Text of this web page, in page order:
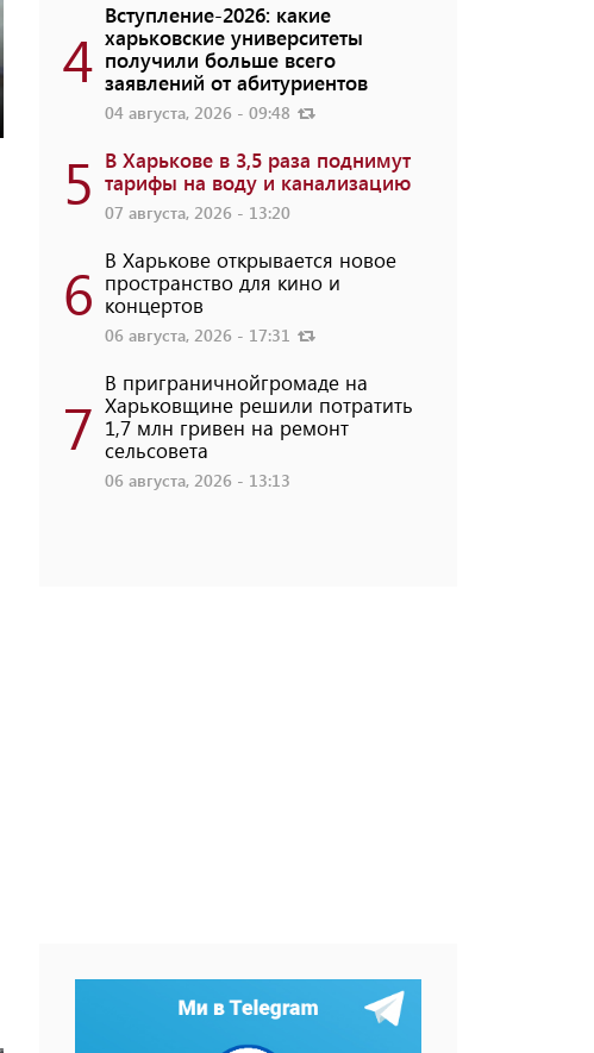
4
Вступление-2026: какие
харьковские университеты
получили больше всего
заявлений от абитуриентов
04 августа, 2026 - 09:48
5 В Харькове в 3,5 раза поднимут
тарифы на воду и канализацию
07 августа, 2026 - 13:20
6 В Харькове открывается новое
пространство для кино и
концертов
06 августа, 2026 - 17:31
7
В приграничнойгромаде на
Харьковщине решили потратить
1,7 млн ​​гривен на ремонт
сельсовета
06 августа, 2026 - 13:13